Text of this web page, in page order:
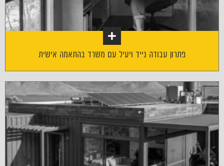
פתרון עבודה נייד ויעיל עם משרד בהתאמה אישית